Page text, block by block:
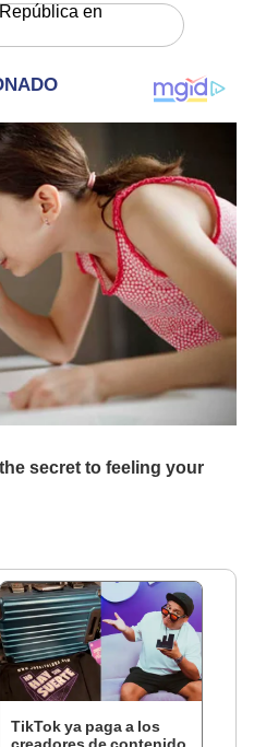
en
TikTok ya paga a los
creadores de contenido